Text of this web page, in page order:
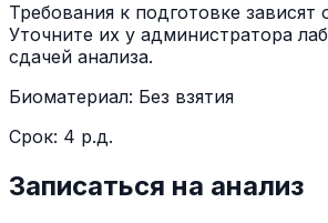
Требования к подготовке зависят
Уточните их у администратора
сдачей анализа.
Биоматериал: Без взятия
Срок: 4 р.д.
Записаться на анализ